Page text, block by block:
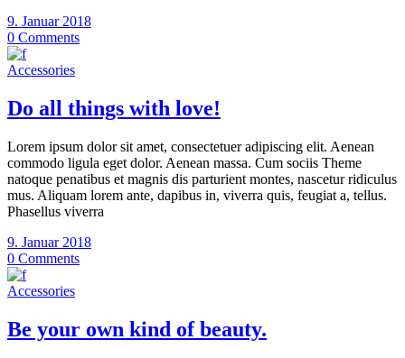
9. Januar 2018
0 Comments
Accessories
Do all things with love!
Lorem ipsum dolor sit amet, consectetuer adipiscing elit. Aenean
commodo ligula eget dolor. Aenean massa. Cum sociis Theme
natoque penatibus et magnis dis parturient montes, nascetur ridiculus
mus. Aliquam lorem ante, dapibus in, viverra quis, feugiat a, tellus.
Phasellus viverra
9. Januar 2018
0 Comments
Accessories
Be your own kind of beauty.